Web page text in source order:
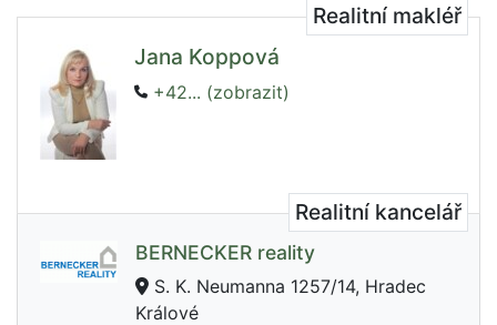
Realitní makléř
Jana Koppová
+42... (zobrazit)
Realitní kancelář
BERNECKER reality
S. K. Neumanna 1257/14, Hradec
Králové